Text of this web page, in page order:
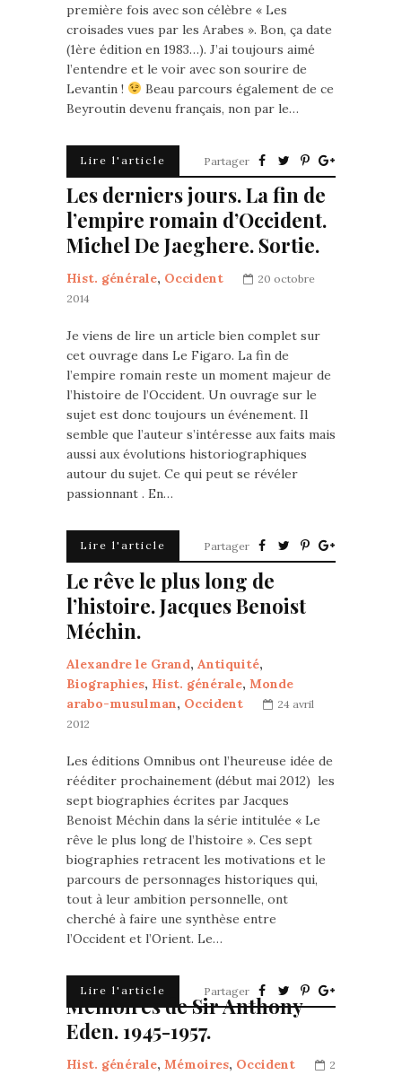
première fois avec son célèbre « Les
croisades vues par les Arabes ». Bon, ça date
(1ère édition en 1983…). J’ai toujours aimé
l’entendre et le voir avec son sourire de
Levantin !
Beau parcours également de ce
Beyroutin devenu français, non par le…
Lire l'article Partager
Les derniers jours. La fin de
l’empire romain d’Occident.
Michel De Jaeghere. Sortie.
Hist. générale, Occident
20 octobre
2014
Je viens de lire un article bien complet sur
cet ouvrage dans Le Figaro. La fin de
l’empire romain reste un moment majeur de
l’histoire de l’Occident. Un ouvrage sur le
sujet est donc toujours un événement. Il
semble que l’auteur s’intéresse aux faits mais
aussi aux évolutions historiographiques
autour du sujet. Ce qui peut se révéler
passionnant . En…
Lire l'article Partager
Le rêve le plus long de
l’histoire. Jacques Benoist
Méchin.
Alexandre le Grand, Antiquité,
Biographies, Hist. générale, Monde
arabo-musulman, Occident
24 avril
2012
Les éditions Omnibus ont l’heureuse idée de
rééditer prochainement (début mai 2012) les
sept biographies écrites par Jacques
Benoist Méchin dans la série intitulée « Le
rêve le plus long de l’histoire ». Ces sept
biographies retracent les motivations et le
parcours de personnages historiques qui,
tout à leur ambition personnelle, ont
cherché à faire une synthèse entre
l’Occident et l’Orient. Le…
Lire l'article Partager
Mémoires de Sir Anthony
Eden. 1945-1957.
Hist. générale, Mémoires, Occident 2